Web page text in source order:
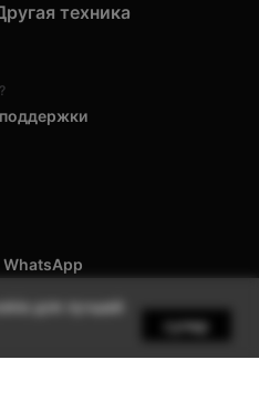
техника
WhatsApp
для лучшей
супер